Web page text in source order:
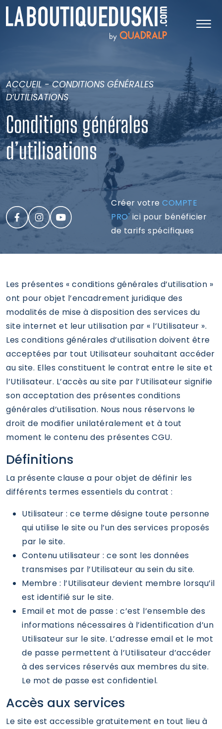
ACCUEIL-CONDITIONS GÉNÉRALES
D’UTILISATIONS
Conditions générales
d’utilisations
Créer votre COMPTE
PRO'ici pour bénéficier
de tarifs spécifiques
Les présentes « conditions générales d’utilisation »
ont pour objet l’encadrement juridique des
modalités de mise à disposition des services du
site internet et leur utilisation par « l’Utilisateur ».
Les conditions générales d’utilisation doivent être
acceptées par tout Utilisateur souhaitant accéder
au site. Elles constituent le contrat entre le site et
l’Utilisateur. L’accès au site par l’Utilisateur signifie
son acceptation des présentes conditions
générales d’utilisation. Nous nous réservons le
droit de modifier unilatéralement et à tout
moment le contenu des présentes CGU.
Définitions
La présente clause a pour objet de définir les
différents termes essentiels du contrat :
Utilisateur : ce terme désigne toute personne
qui utilise le site ou l’un des services proposés
par le site.
Contenu utilisateur : ce sont les données
transmises par l’Utilisateur au sein du site.
Membre : l’Utilisateur devient membre lorsqu’il
est identifié sur le site.
Email et mot de passe : c’est l’ensemble des
informations nécessaires à l’identification d’un
Utilisateur sur le site. L’adresse email et le mot
de passe permettent à l’Utilisateur d’accéder
à des services réservés aux membres du site.
Le mot de passe est confidentiel.
Accès aux services
Le site est accessible gratuitement en tout lieu à